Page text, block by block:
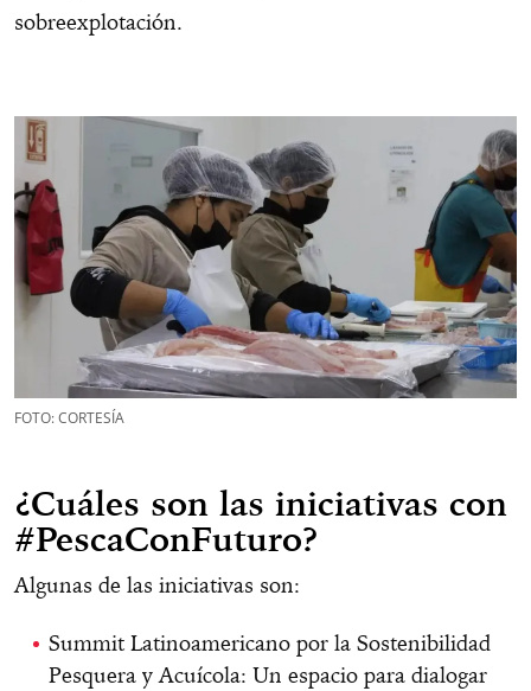
sobreexplotación.
FOTO: CORTESÍA
¿Cuáles son las iniciativas con
#PescaConFuturo?
Algunas de las iniciativas son:
Summit Latinoamericano por la Sostenibilidad
Pesquera y Acuícola: Un espacio para dialogar